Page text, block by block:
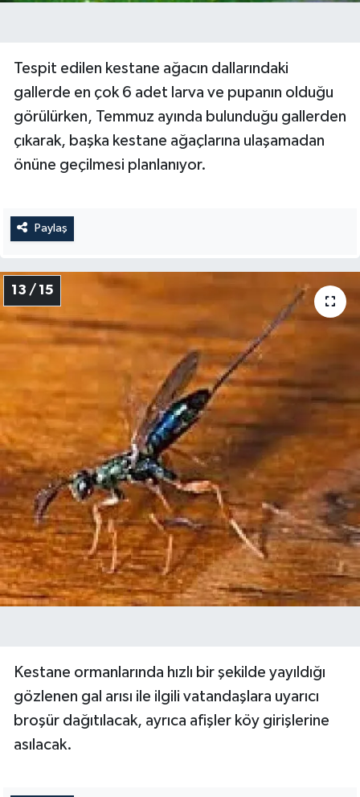
Tespit edilen kestane ağacın dallarındaki
gallerde en çok 6 adet larva ve pupanın olduğu
görülürken, Temmuz ayında bulunduğu gallerden
çıkarak, başka kestane ağaçlarına ulaşamadan
önüne geçilmesi planlanıyor.
Paylaş
13 / 15
Kestane ormanlarında hızlı bir şekilde yayıldığı
gözlenen gal arısı ile ilgili vatandaşlara uyarıcı
broşür dağıtılacak, ayrıca afişler köy girişlerine
asılacak.